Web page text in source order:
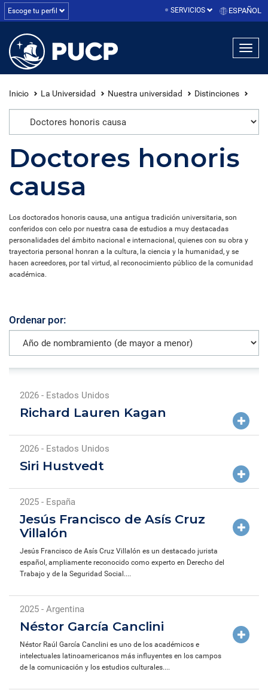
Escoge tu perfil SERVICIOS ESPAÑOL
Inicio La Universidad Nuestra universidad Distinciones
Doctores honoris
causa
Los doctorados honoris causa, una antigua tradición universitaria, son
conferidos con celo por nuestra casa de estudios a muy destacadas
personalidades del ámbito nacional e internacional, quienes con su obra y
trayectoria personal honran a la cultura, la ciencia y la humanidad, y se
hacen acreedores, por tal virtud, al reconocimiento público de la comunidad
académica.
Ordenar por:
2026 - Estados Unidos
Richard Lauren Kagan
2026 - Estados Unidos
Siri Hustvedt
2025 - España
Jesús Francisco de Asís Cruz
Villalón
Jesús Francisco de Asís Cruz Villalón es un destacado jurista
español, ampliamente reconocido como experto en Derecho del
Trabajo y de la Seguridad Social....
2025 - Argentina
Néstor García Canclini
Néstor Raúl García Canclini es uno de los académicos e
intelectuales latinoamericanos más influyentes en los campos
de la comunicación y los estudios culturales....